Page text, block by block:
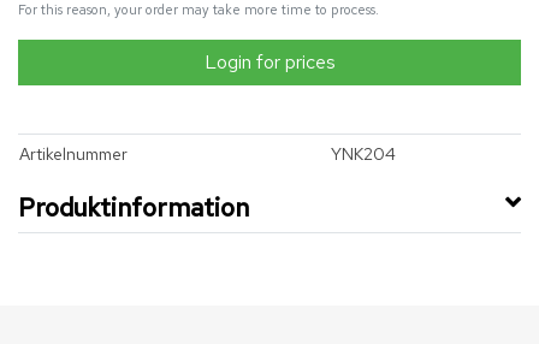
For this reason, your order may take more time to process.
Login for prices
Artikelnummer YNK204
Produktinformation